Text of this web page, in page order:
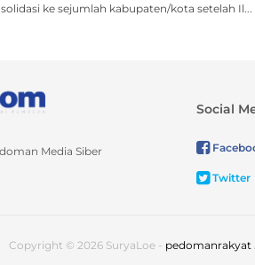
ke sejumlah kabupaten/kota setelah Il...
Media Siber
Social
Twitter
Copyright © 2026 SuryaLoe - pedomanrakyat